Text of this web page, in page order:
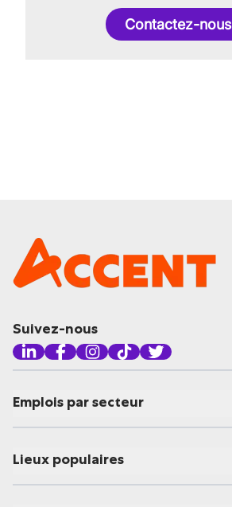
Contactez-nous
Suivez-nous
Emplois par secteur
Lieux populaires